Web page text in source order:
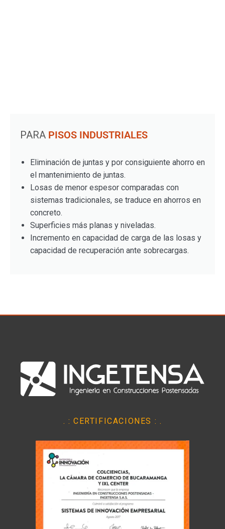
PARA PISOS INDUSTRIALES
Eliminación de juntas y por consiguiente ahorro en
el mantenimiento de juntas.
Losas de menor espesor comparadas con
sistemas tradicionales, se traduce en ahorros en
concreto.
Superficies más planas y niveladas.
Incremento en capacidad de carga de las losas y
capacidad de recuperación ante sobrecargas.
. : CERTIFICACIONES : .